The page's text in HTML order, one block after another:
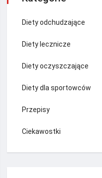
Diety odchudzające
Diety lecznicze
Diety oczyszczające
Diety dla sportowców
Przepisy
Ciekawostki